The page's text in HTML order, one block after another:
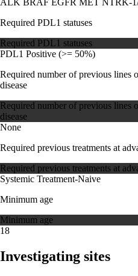
ALK BRAF EGFR MET NTRK-
Required PDL1 statuses
Required PDL1 statuses
PDL1 Positive (>= 50%)
Required number of previous lines
disease
Required number of previous lines
disease
None
Required previous treatments at
Required previous treatments at
Systemic Treatment-Naive
Minimum age
Minimum age
18
Investigating sites